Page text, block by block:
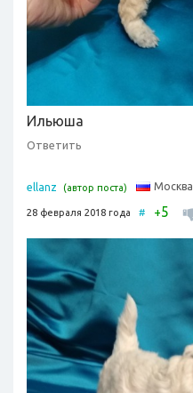
Ильюша
Ответить
ellanz (автор поста) Москва
28 февраля 2018 года # +5